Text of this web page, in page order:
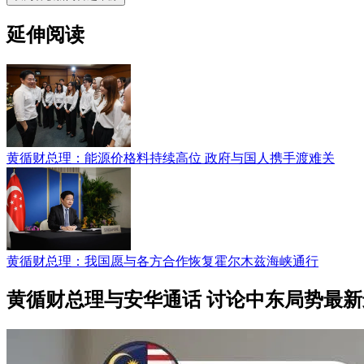
延伸阅读
黄循财总理：能源价格料持续高位 政府与国人携手渡难关
黄循财总理：我国愿与各方合作恢复霍尔木兹海峡通行
黄循财总理与安华通话 讨论中东局势最